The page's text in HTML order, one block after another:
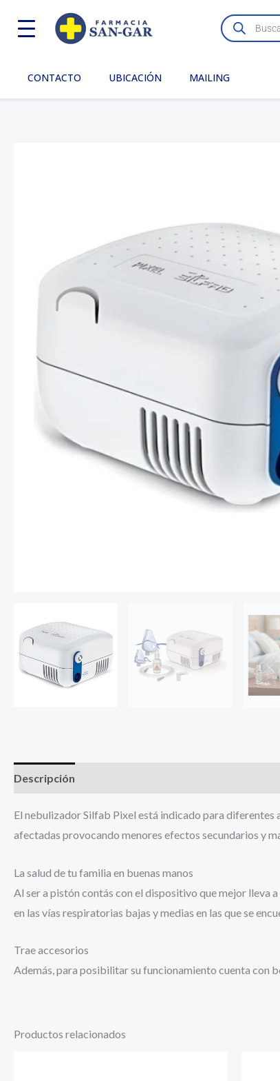
Búsqueda
de
productos
CONTACTO UBICACIÓN MAILING
Descripción
El nebulizador Silfab Pixel está indicado para
afectadas provocando menores efectos secundarios y
La salud de tu familia en buenas manos
Al ser a pistón contás con el dispositivo que mejor lleva
en las vías respiratorias bajas y medias en las que se
Trae accesorios
Además, para posibilitar su funcionamiento cuenta con
Productos relacionados